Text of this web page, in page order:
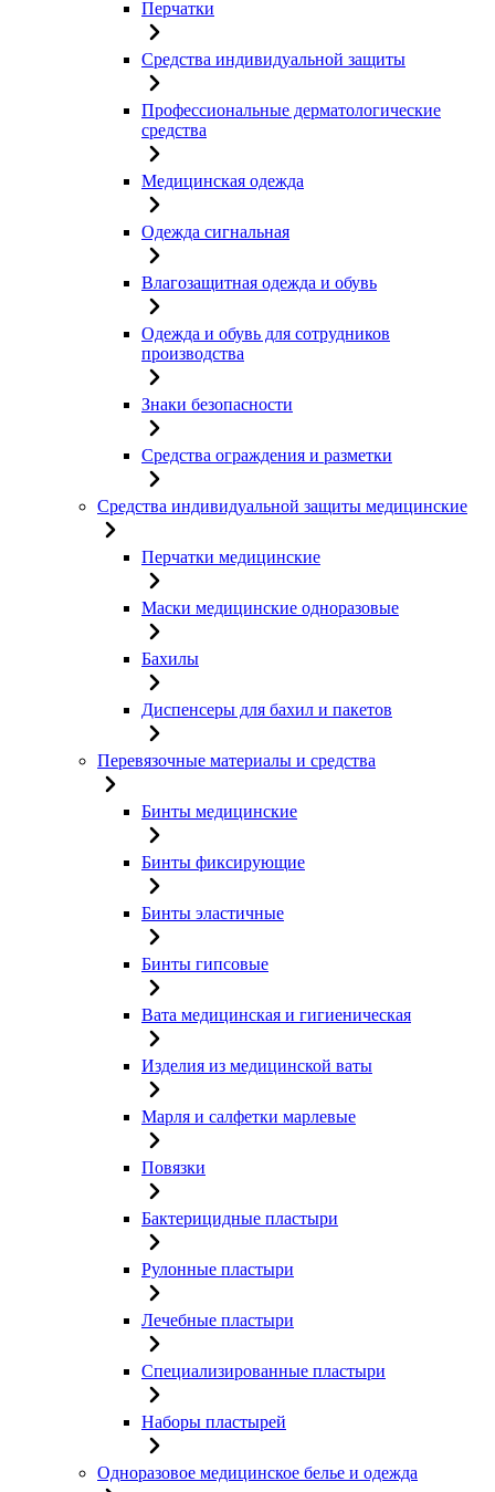
Перчатки
Средства индивидуальной защиты
Профессиональные дерматологические
средства
Медицинская одежда
Одежда сигнальная
Влагозащитная одежда и обувь
Одежда и обувь для сотрудников
производства
Знаки безопасности
Средства ограждения и разметки
Средства индивидуальной защиты медицинские
Перчатки медицинские
Маски медицинские одноразовые
Бахилы
Диспенсеры для бахил и пакетов
Перевязочные материалы и средства
Бинты медицинские
Бинты фиксирующие
Бинты эластичные
Бинты гипсовые
Вата медицинская и гигиеническая
Изделия из медицинской ваты
Марля и салфетки марлевые
Повязки
Бактерицидные пластыри
Рулонные пластыри
Лечебные пластыри
Специализированные пластыри
Наборы пластырей
Одноразовое медицинское белье и одежда